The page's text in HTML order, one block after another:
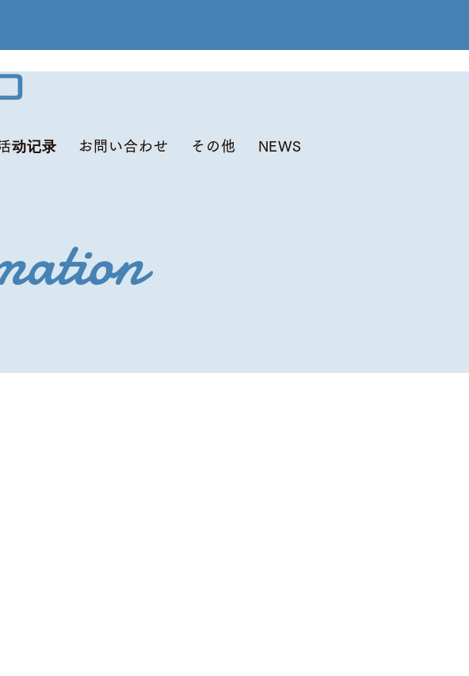
动记录 お問い合わせ その他 NEWS